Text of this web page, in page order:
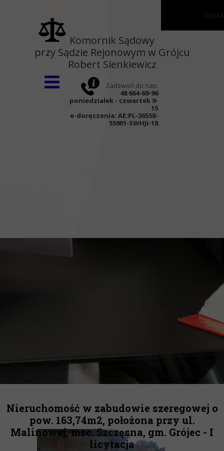
11 kwietnia 2024
Nieruchomość w zabudowie szeregowej o
pow. 163,74m2, położona przy ul.
Malinowej, msc. Szczęsna, gm. Grójec - I
licytacja
Komornik Sądowy
przy Sądzie Rejonowym w Grójcu
Robert Sienkiewicz
Strona główna
O kancelarii
Zadzwoń do nas:
48 664-69-96
poniedziałek - czwartek 9-
15
e-doręczenia: AE:PL-36558-
55901-SWHJI-18